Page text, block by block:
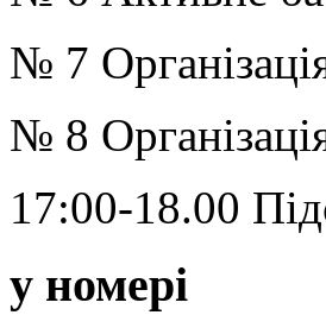
№ 7
№ 8
17:00-18.00
у номері